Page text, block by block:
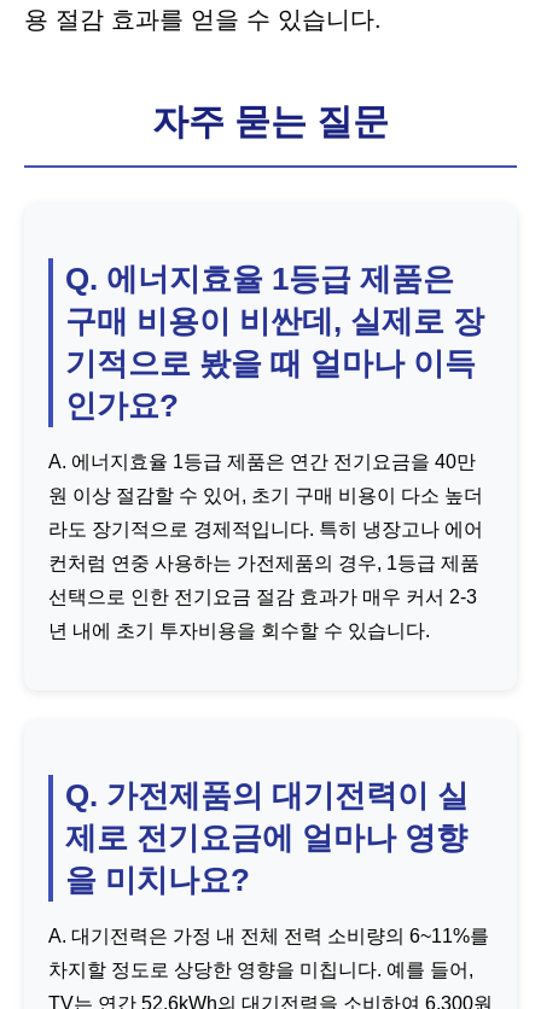
용 절감 효과를 얻을 수 있습니다.
자주 묻는 질문
Q. 에너지효율 1등급 제품은
구매 비용이 비싼데, 실제로 장
기적으로 봤을 때 얼마나 이득
인가요?
A. 에너지효율 1등급 제품은 연간 전기요금을 40만
원 이상 절감할 수 있어, 초기 구매 비용이 다소 높더
라도 장기적으로 경제적입니다. 특히 냉장고나 에어
컨처럼 연중 사용하는 가전제품의 경우, 1등급 제품
선택으로 인한 전기요금 절감 효과가 매우 커서 2-3
년 내에 초기 투자비용을 회수할 수 있습니다.
Q. 가전제품의 대기전력이 실
제로 전기요금에 얼마나 영향
을 미치나요?
A. 대기전력은 가정 내 전체 전력 소비량의 6~11%를
차지할 정도로 상당한 영향을 미칩니다. 예를 들어,
TV는 연간 52.6kWh의 대기전력을 소비하여 6,300원